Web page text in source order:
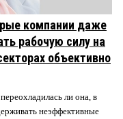
компании даже
рабочую силу на
объективно
ли она, в
неэффективные